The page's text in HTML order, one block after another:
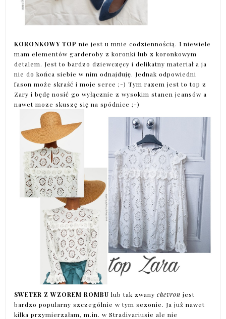
KORONKOWY TOP nie jest u mnie codziennością. I niewiele
mam elementów garderoby z koronki lub z koronkowym
detalem. Jest to bardzo dziewczęcy i delikatny materiał a ja
nie do końca siebie w nim odnajduję. Jednak odpowiedni
fason może skraść i moje serce ;-) Tym razem jest to top z
Zary i będę nosić go wyłącznie z wysokim stanen jeansów a
nawet moze skuszę się na spódnice ;-)
SWETER Z WZOREM ROMBU lub tak zwanychevron jest
bardzo popularny szczególnie w tym sezonie. Ja już nawet
kilka przymierzałam, m.in. w Stradivariusie ale nie